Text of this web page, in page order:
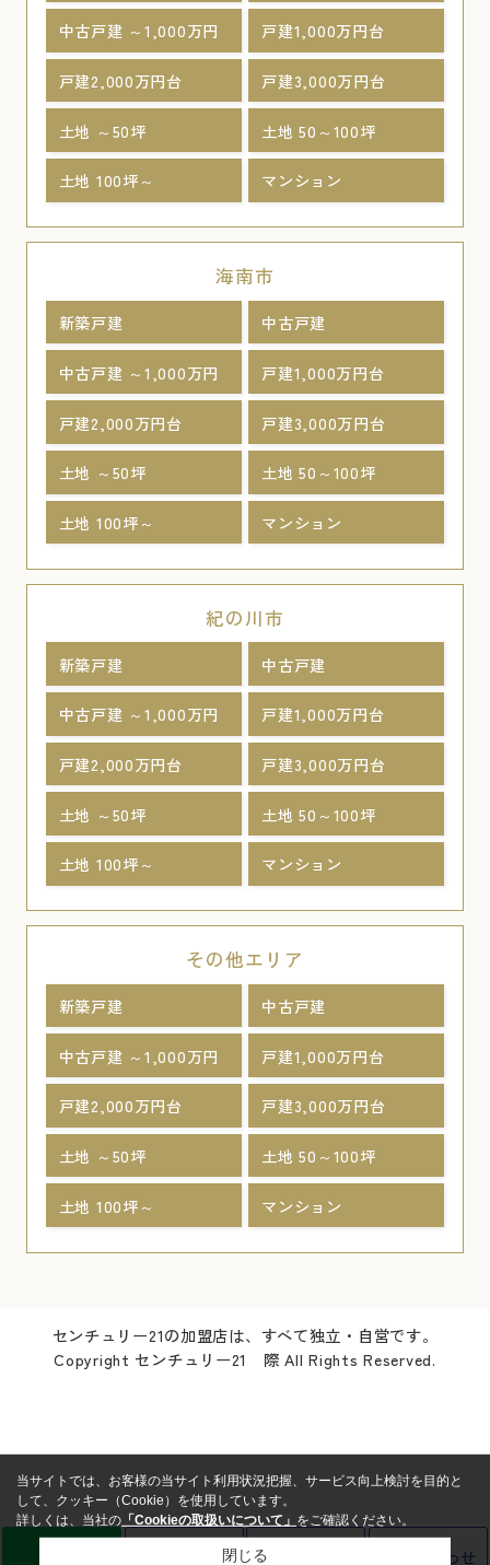
中古戸建 ～1,000万円 戸建1,000万円台
戸建2,000万円台 戸建3,000万円台
土地 ～50坪 土地 50～100坪
土地 100坪～ マンション
海南市
新築戸建 中古戸建
中古戸建 ～1,000万円 戸建1,000万円台
戸建2,000万円台 戸建3,000万円台
土地 ～50坪 土地 50～100坪
土地 100坪～ マンション
紀の川市
新築戸建 中古戸建
中古戸建 ～1,000万円 戸建1,000万円台
戸建2,000万円台 戸建3,000万円台
土地 ～50坪 土地 50～100坪
土地 100坪～ マンション
その他エリア
新築戸建 中古戸建
中古戸建 ～1,000万円 戸建1,000万円台
戸建2,000万円台 戸建3,000万円台
土地 ～50坪 土地 50～100坪
土地 100坪～ マンション
センチュリー21の加盟店は、すべて独立・自営です。
Copyright センチュリー21 際 All Rights Reserved.
お問い合わせ
当サイトでは、お客様の当サイト利用状況把握、サービス向上検討を目的と
して、クッキー（Cookie）を使用しています。
詳しくは、当社の 「Cookieの取扱いについて」 をご確認ください。
閉じる